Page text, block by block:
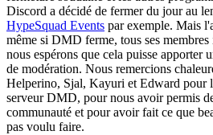
Discord a décidé de fermer du jour au
HypeSquad Events par exemple. Mais
même si DMD ferme, tous ses
nous espérons que cela puisse apporter
de modération. Nous remercions
Helperino, Sjal, Kayuri et Edward pour
serveur DMD, pour nous avoir permis
communauté et pour avoir fait ce que
pas voulu faire.